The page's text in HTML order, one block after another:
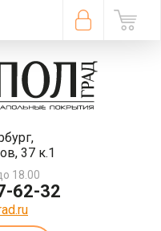
37 к.1
18.00
62-32